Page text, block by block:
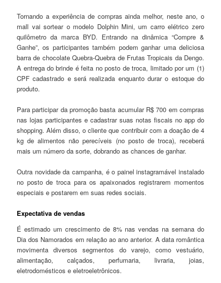
Tornando a experiência de compras ainda melhor, neste ano, o
mall vai sortear o modelo Dolphin Mini, um carro elétrico zero
quilômetro da marca BYD. Entrando na dinâmica “Compre &
Ganhe”, os participantes também podem ganhar uma deliciosa
barra de chocolate Quebra-Quebra de Frutas Tropicais da Dengo.
A entrega do brinde é feita no posto de troca, limitado por um (1)
CPF cadastrado e será realizada enquanto durar o estoque do
produto.
Para participar da promoção basta acumular R$ 700 em compras
nas lojas participantes e cadastrar suas notas fiscais no app do
shopping. Além disso, o cliente que contribuir com a doação de 4
kg de alimentos não perecíveis (no posto de troca), receberá
mais um número da sorte, dobrando as chances de ganhar.
Outra novidade da campanha, é o painel instagramável instalado
no posto de troca para os apaixonados registrarem momentos
especiais e postarem em suas redes sociais.
Expectativa de vendas
É estimado um crescimento de 8% nas vendas na semana do
Dia dos Namorados em relação ao ano anterior. A data romântica
movimenta diversos segmentos do varejo, como vestuário,
alimentação, calçados, perfumaria, livraria, joias,
eletrodomésticos e eletroeletrônicos.